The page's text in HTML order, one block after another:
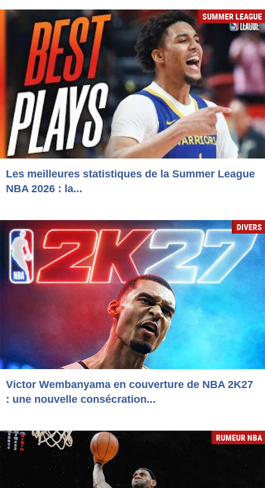
SUMMER LEAGUE
Les meilleures statistiques de la Summer League
NBA 2026 : la...
DIVERS
Victor Wembanyama en couverture de NBA 2K27
: une nouvelle consécration...
RUMEUR NBA